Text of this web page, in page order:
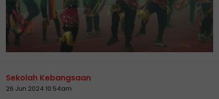
Sekolah Kebangsaan
26 Jun 2024 10:54am